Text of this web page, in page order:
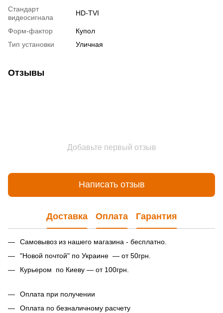
Стандарт
видеосигнала
HD-TVI
Форм-фактор
Купол
Тип установки
Уличная
Отзывы
Добавьте первый отзыв
Написать отзыв
Доставка Оплата Гарантия
Самовывоз из нашего магазина - бесплатно.
"Новой почтой" по Украине — от 50грн.
Курьером по Киеву — от 100грн.
Оплата при получении
Оплата по безналичному расчету